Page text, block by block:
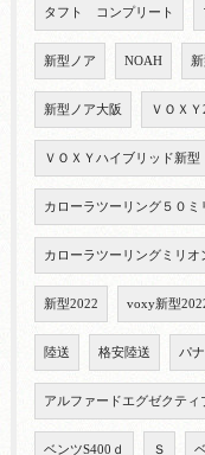
タフト コンプリート
新型ノア NOAH
新型ノア大阪 ＶＯＸＹ
ＶＯＸＹハイブリッド新型
カローラツーリング５０ミ
カローラツーリングミリオ
新型2022 voxy新型
陸送 格安陸送 パ
アルファードエグゼクティ
ベンツS400ｄ Ｓ